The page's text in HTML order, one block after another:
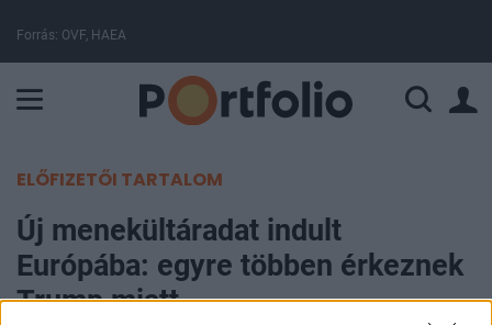
Forrás: OVF, HAEA
ELŐFIZETŐI TARTALOM
Új menekültáradat indult
Európába: egyre többen érkeznek
Trump miatt